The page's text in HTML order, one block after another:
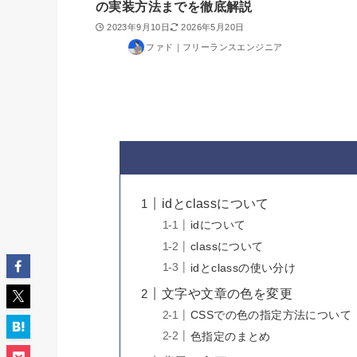
の実装方法までを徹底解説
2023年9月10日 2026年5月20日
ファド｜フリーランスエンジニア
idとclassについて
idについて
classについて
idとclassの使い分け
文字や文章の色を変更
CSSでの色の指定方法について
色指定のまとめ